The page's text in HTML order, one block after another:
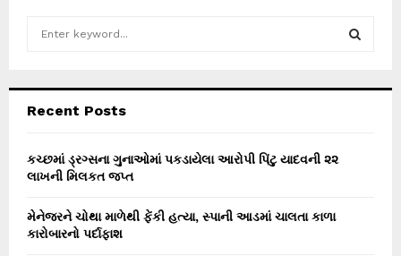
h
o
r
Recent Posts
કચ્છમાં ડ્રગ્સના ગુનાઓમાં પકડાયેલા આરોપી પિંટુ યાદવની ૨૨
લાખની મિલકત જપ્ત
મેનેજરને ચોથા માળેથી ફેંકી હત્યા, સ્પાની આડમાં ચાલતા કાળા
કારોબારનો પર્દાફાશ